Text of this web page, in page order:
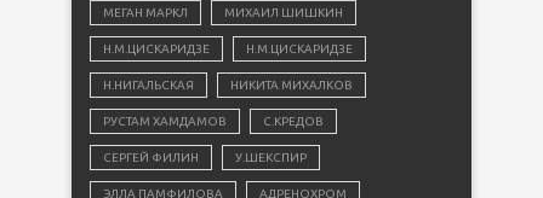
МЕГАН МАРКЛ МИХАИЛ ШИШКИН
Н.М.ЦИСКАРИДЗЕ Н.М.ЦИСКАРИДЗЕ
Н.НИГАЛЬСКАЯ НИКИТА МИХАЛКОВ
РУСТАМ ХАМДАМОВ С.КРЕДОВ
СЕРГЕЙ ФИЛИН У.ШЕКСПИР
ЭЛЛА ПАМФИЛОВА АДРЕНОХРОМ